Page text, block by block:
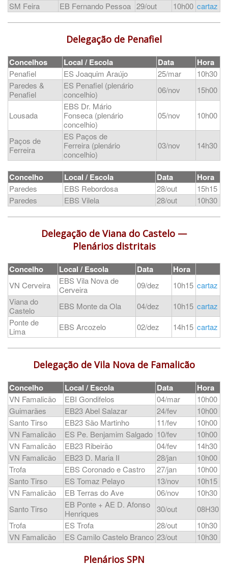
SM Feira
EB Fernando Pessoa 29/out 10h00 cartaz
Delegação de Penafiel
Concelhos Local / Escola Data Hora
Penafiel ES Joaquim Araújo 25/mar
10h30
Paredes &
Penafiel
ES Penafiel (plenário
concelhio)
06/nov 15h00
Lousada
EBS Dr. Mário
Fonseca (plenário
concelhio)
05/nov 10h00
Paços de
Ferreira
ES Paços de
Ferreira (plenário
concelhio)
03/nov 14h30
Concelho Local / Escola Data Hora
Paredes EBS Rebordosa 28/out
15h15
Paredes
EBS Vilela 28/out 10h30
Delegação de Viana do Castelo —
Plenários distritais
Concelho Local / Escola Data Hora
VN Cerveira
EBS Vila Nova de
Cerveira
09/dez 10h15 cartaz
Viana do
Castelo
EBS Monte da Ola 04/dez 10h15 cartaz
Ponte de
Lima
EBS Arcozelo 02/dez 14h15 cartaz
Delegação de Vila Nova de Famalicão
Concelho Local / Escola Data Hora
VN Famalicão EBI Gondifelos 04/mar
10h00
Guimarães
EB23 Abel Salazar 24/fev
10h00
Santo Tirso
EB23 São Martinho 11/fev
10h00
VN Famalicão
ES Pe. Benjamim Salgado 10/fev
10h00
VN Famalicão
EB23 Ribeirão 04/fev
14h30
VN Famalicão
EB23 D. Maria II 28/jan
10h00
Trofa
EBS Coronado e Castro 27/jan
10h00
Santo Tirso
ES Tomaz Pelayo 13/nov
10h15
VN Famalicão
EB Terras do Ave 06/nov
10h30
Santo Tirso
EB Ponte + AE D. Afonso
Henriques
30/out
08H30
Trofa
ES Trofa 28/out
10h30
VN Famalicão
ES Camilo Castelo Branco 23/out 10h30
Plenários SPN